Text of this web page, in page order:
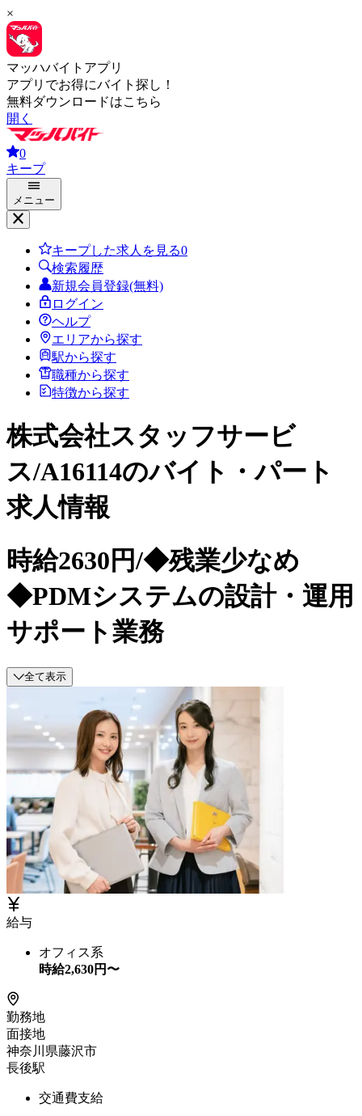
×
マッハバイトアプリ
アプリでお得にバイト探し！
無料ダウンロードはこちら
開く
0
キープ
メニュー
キープした求人を見る0
検索履歴
新規会員登録(無料)
ログイン
ヘルプ
エリアから探す
駅から探す
職種から探す
特徴から探す
株式会社スタッフサービ
ス/A16114のバイト・パート
求人情報
時給2630円/◆残業少なめ
◆PDMシステムの設計・運用
サポート業務
全て表示
給与
オフィス系
時給2,630円〜
勤務地
面接地
神奈川県藤沢市
長後駅
交通費支給